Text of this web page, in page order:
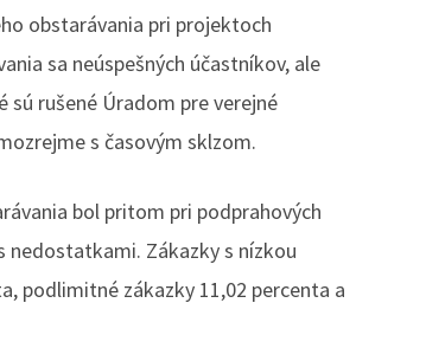
obstarávania pri projektoch
sa neúspešných účastníkov, ale
sú rušené Úradom pre verejné
s časovým sklzom.
bol pritom pri podprahových
nedostatkami. Zákazky s nízkou
podlimitné zákazky 11,02 percenta a